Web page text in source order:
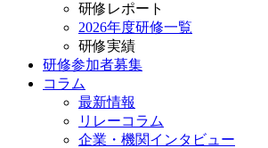
研修レポート
2026年度研修一覧
研修実績
研修参加者募集
コラム
最新情報
リレーコラム
企業・機関インタビュー